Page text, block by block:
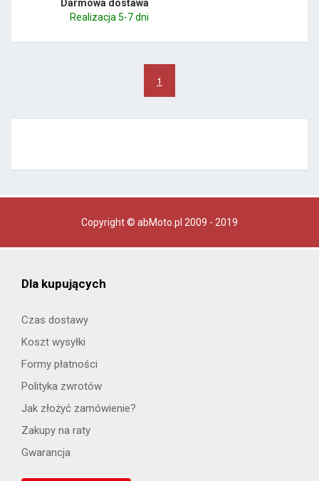
Darmowa dostawa
Realizacja 5-7 dni
1
Copyright © abMoto.pl 2009 - 2019
Dla kupujących
Czas dostawy
Koszt wysyłki
Formy płatności
Polityka zwrotów
Jak złożyć zamówienie?
Zakupy na raty
Gwarancja